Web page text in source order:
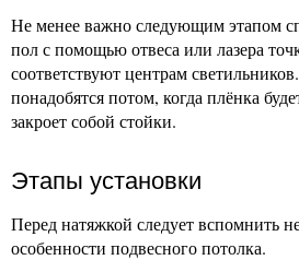
Не менее важно следующим этапом
пол с помощью отвеса или лазера
соответствуют центрам
понадобятся потом, когда плёнка
закроет собой стойки.
Этапы установки
Перед натяжкой следует вспомнить
особенности подвесного потолка.